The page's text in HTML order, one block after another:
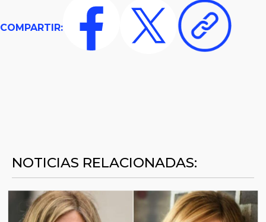
COMPARTIR:
NOTICIAS RELACIONADAS: